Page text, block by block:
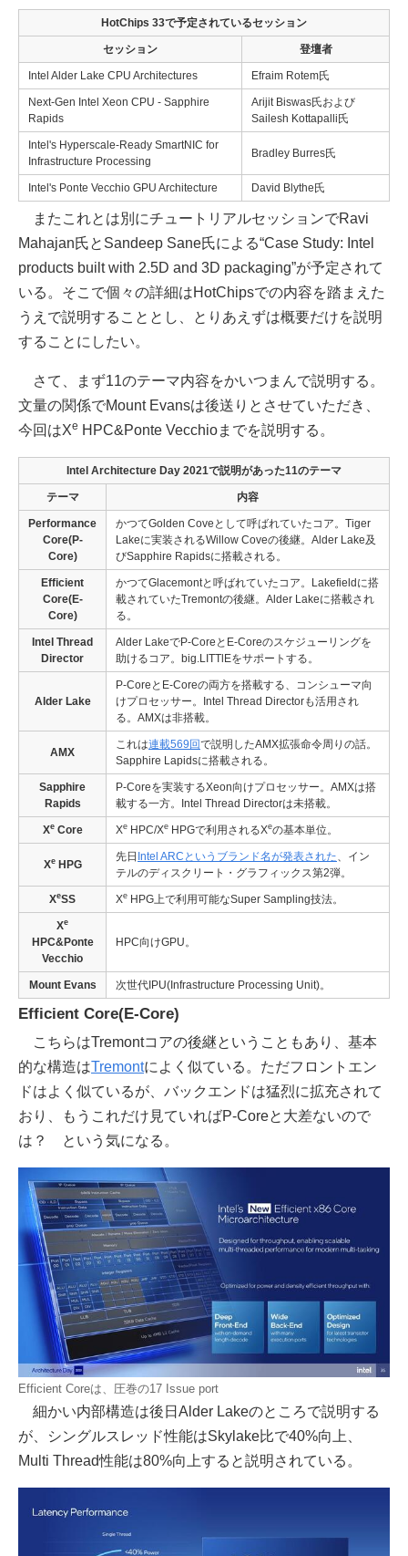
HotChips 33で予定されているセッション
セッション 登壇者
Intel Alder Lake CPU Architectures Efraim Rotem氏
Next-Gen Intel Xeon CPU - Sapphire
Rapids
Arijit Biswas氏および
Sailesh Kottapalli氏
Intel's Hyperscale-Ready SmartNIC for
Infrastructure Processing
Bradley Burres氏
Intel's Ponte Vecchio GPU Architecture David Blythe氏
またこれとは別にチュートリアルセッションでRavi
Mahajan氏とSandeep Sane氏による“Case Study: Intel
products built with 2.5D and 3D packaging”が予定されて
いる。そこで個々の詳細はHotChipsでの内容を踏まえた
うえで説明することとし、とりあえずは概要だけを説明
することにしたい。
さて、まず11のテーマ内容をかいつまんで説明する。
文量の関係でMount Evansは後送りとさせていただき、
今回はXe HPC&Ponte Vecchioまでを説明する。
Intel Architecture Day 2021で説明があった11のテーマ
テーマ 内容
Performance
Core(P-
Core)
かつてGolden Coveとして呼ばれていたコア。Tiger
Lakeに実装されるWillow Coveの後継。Alder Lake及
びSapphire Rapidsに搭載される。
Efficient
Core(E-
Core)
かつてGlacemontと呼ばれていたコア。Lakefieldに搭
載されていたTremontの後継。Alder Lakeに搭載され
る。
Intel Thread
Director
Alder LakeでP-CoreとE-Coreのスケジューリングを
助けるコア。big.LITTlEをサポートする。
Alder Lake
P-CoreとE-Coreの両方を搭載する、コンシューマ向
けプロセッサー。Intel Thread Directorも活用され
る。AMXは非搭載。
AMX
これは連載569回で説明したAMX拡張命令周りの話。
Sapphire Lapidsに搭載される。
Sapphire
Rapids
P-Coreを実装するXeon向けプロセッサー。AMXは搭
載する一方。Intel Thread Directorは未搭載。
XeCore Xe HPC/Xe HPGで利用されるXeの基本単位。
XeHPG
先日 Intel ARCというブランド名が発表された、イン
テルのディスクリート・グラフィックス第2弾。
XeSS Xe HPG上で利用可能なSuper Sampling技法。
Xe
HPC&Ponte
Vecchio
HPC向けGPU。
Mount Evans 次世代IPU(Infrastructure Processing Unit)。
Efficient Core(E-Core)
こちらはTremontコアの後継ということもあり、基本
的な構造はTremontによく似ている。ただフロントエン
ドはよく似ているが、バックエンドは猛烈に拡充されて
おり、もうこれだけ見ていればP-Coreと大差ないので
は？ という気になる。
Efficient Coreは、圧巻の17 Issue port
細かい内部構造は後日Alder Lakeのところで説明する
が、シングルスレッド性能はSkylake比で40%向上、
Multi Thread性能は80%向上すると説明されている。